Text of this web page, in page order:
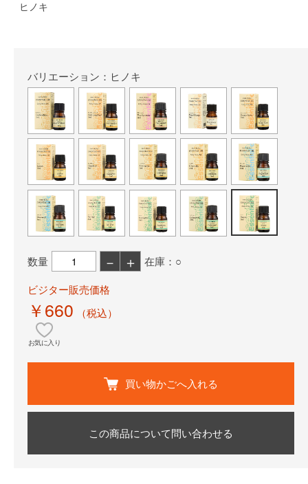
ヒノキ
バリエーション：ヒノキ
数量 － ＋
在庫：○
ビジター販売価格
￥660 （税込）
お気に入り
買い物かごへ入れる
この商品について問い合わせる